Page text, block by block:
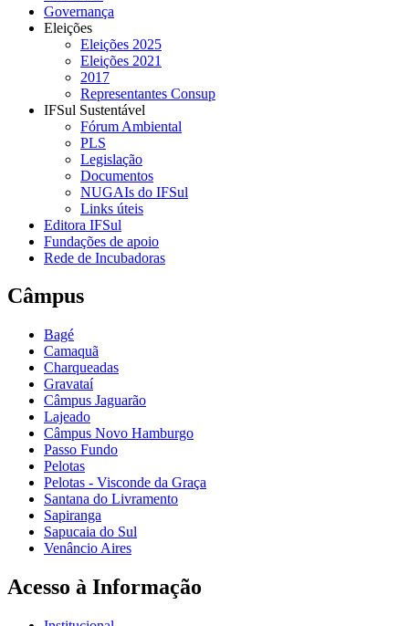
Governança
Eleições
Eleições 2025
Eleições 2021
2017
Representantes Consup
IFSul Sustentável
Fórum Ambiental
PLS
Legislação
Documentos
NUGAIs do IFSul
Links úteis
Editora IFSul
Fundações de apoio
Rede de Incubadoras
Câmpus
Bagé
Camaquã
Charqueadas
Gravataí
Câmpus Jaguarão
Lajeado
Câmpus Novo Hamburgo
Passo Fundo
Pelotas
Pelotas - Visconde da Graça
Santana do Livramento
Sapiranga
Sapucaia do Sul
Venâncio Aires
Acesso à Informação